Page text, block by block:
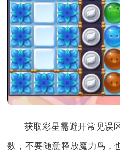
获取彩星需避开常见误
数，不要随意释放魔力鸟，